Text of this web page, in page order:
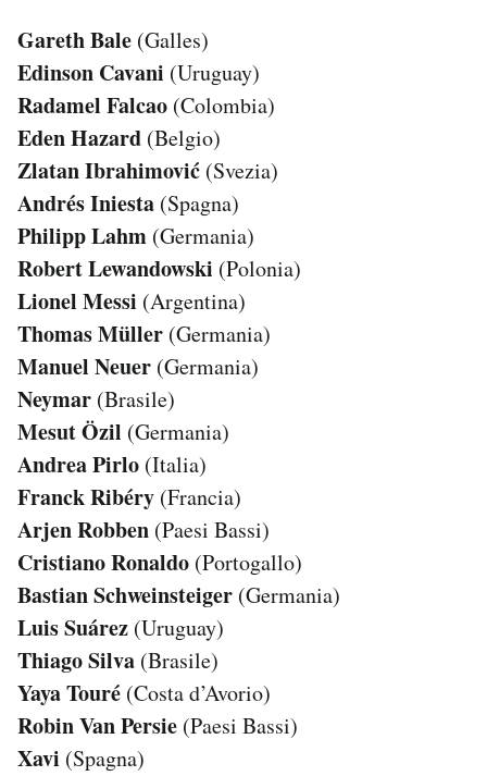
SHOP
CALENDARIO
AREA PERSONALE
Area Personale
Newsletter
Notifiche mobile
Regala il Post
Hai bisogno di aiuto?
Esci
Gareth Bale (Galles)
Edinson Cavani (Uruguay)
Radamel Falcao (Colombia)
Eden Hazard (Belgio)
Zlatan Ibrahimović (Svezia)
Andrés Iniesta (Spagna)
Philipp Lahm (Germania)
Robert Lewandowski (Polonia)
Lionel Messi (Argentina)
Thomas Müller (Germania)
Manuel Neuer (Germania)
Neymar (Brasile)
Mesut Özil (Germania)
Andrea Pirlo (Italia)
Franck Ribéry (Francia)
Arjen Robben (Paesi Bassi)
Cristiano Ronaldo (Portogallo)
Bastian Schweinsteiger (Germania)
Luis Suárez (Uruguay)
Thiago Silva (Brasile)
Yaya Touré (Costa d’Avorio)
Robin Van Persie (Paesi Bassi)
Xavi (Spagna)